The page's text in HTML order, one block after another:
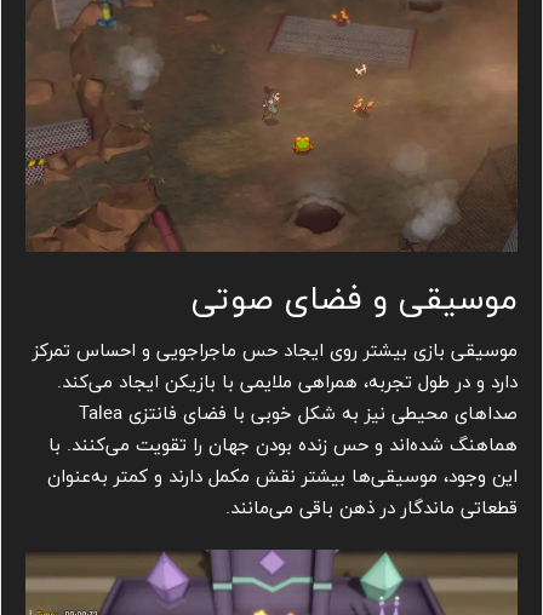
موسیقی و فضای صوتی
موسیقی بازی بیشتر روی ایجاد حس ماجراجویی و احساس تمرکز
دارد و در طول تجربه، همراهی ملایمی با بازیکن ایجاد می‌کند.
صداهای محیطی نیز به شکل خوبی با فضای فانتزی Talea
هماهنگ شده‌اند و حس زنده بودن جهان را تقویت می‌کنند. با
این وجود، موسیقی‌ها بیشتر نقش مکمل دارند و کمتر به‌عنوان
قطعاتی ماندگار در ذهن باقی می‌مانند.